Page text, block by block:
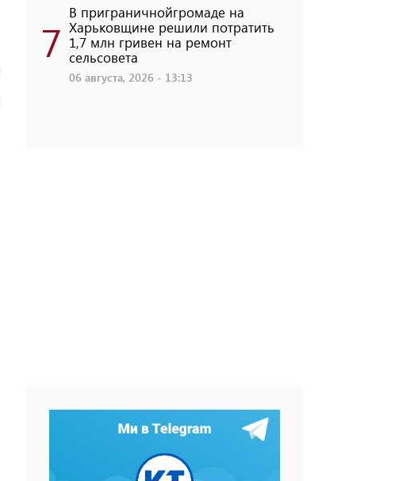
7
В приграничнойгромаде на
Харьковщине решили потратить
1,7 млн ​​гривен на ремонт
сельсовета
06 августа, 2026 - 13:13